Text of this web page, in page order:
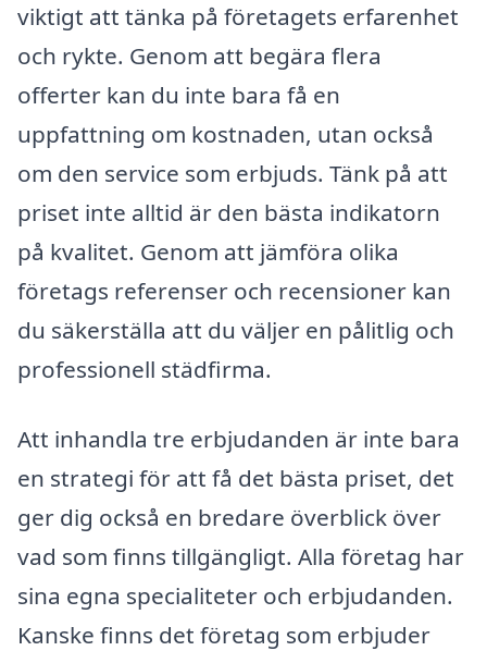
viktigt att tänka på företagets erfarenhet
och rykte. Genom att begära flera
offerter kan du inte bara få en
uppfattning om kostnaden, utan också
om den service som erbjuds. Tänk på att
priset inte alltid är den bästa indikatorn
på kvalitet. Genom att jämföra olika
företags referenser och recensioner kan
du säkerställa att du väljer en pålitlig och
professionell städfirma.
Att inhandla tre erbjudanden är inte bara
en strategi för att få det bästa priset, det
ger dig också en bredare överblick över
vad som finns tillgängligt. Alla företag har
sina egna specialiteter och erbjudanden.
Kanske finns det företag som erbjuder